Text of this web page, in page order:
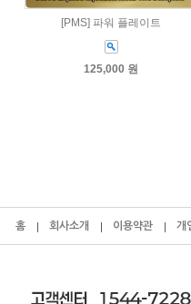
[PMS] 파워 플레이트
125,000 원
홈 회사소개 이용약관 개